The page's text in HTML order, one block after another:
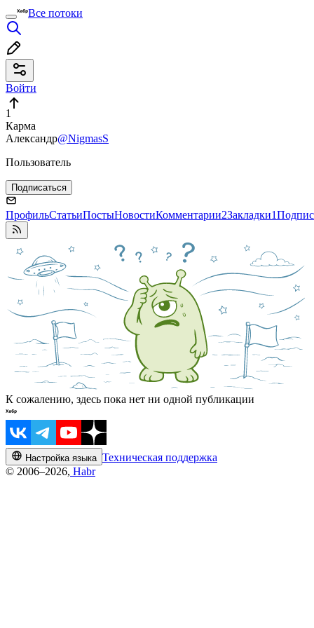
Все потоки
Войти
1
Карма
Александр@NigmasS
Пользователь
Подписаться
ПрофильСтатьиПостыНовостиКомментарии2Закладки1
К сожалению, здесь пока нет ни одной публикации
Настройка языка Техническая поддержка
© 2006–2026, Habr